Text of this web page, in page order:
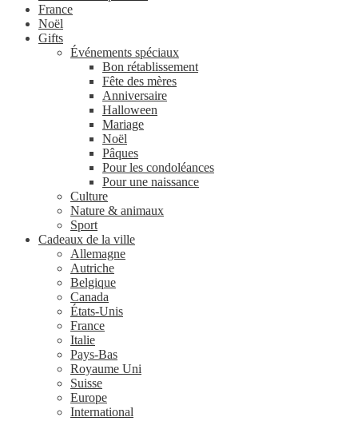
France
Noël
Gifts
Événements spéciaux
Bon rétablissement
Fête des mères
Anniversaire
Halloween
Mariage
Noël
Pâques
Pour les condoléances
Pour une naissance
Culture
Nature & animaux
Sport
Cadeaux de la ville
Allemagne
Autriche
Belgique
Canada
États-Unis
France
Italie
Pays-Bas
Royaume Uni
Suisse
Europe
International